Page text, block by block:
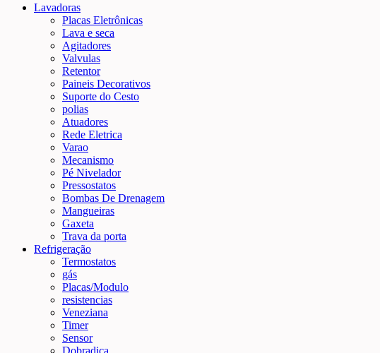
Lavadoras
Placas Eletrônicas
Lava e seca
Agitadores
Valvulas
Retentor
Paineis Decorativos
Suporte do Cesto
polias
Atuadores
Rede Eletrica
Varao
Mecanismo
Pé Nivelador
Pressostatos
Bombas De Drenagem
Mangueiras
Gaxeta
Trava da porta
Refrigeração
Termostatos
gás
Placas/Modulo
resistencias
Veneziana
Timer
Sensor
Dobradiça